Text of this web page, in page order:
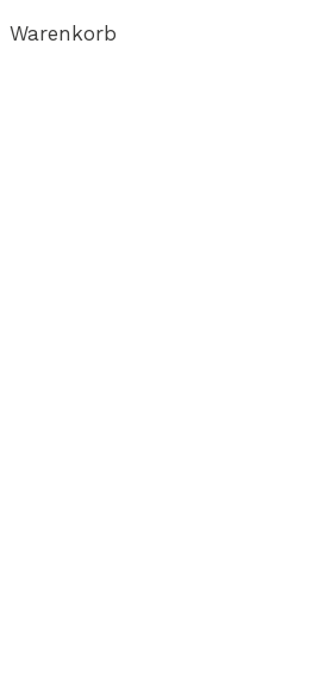
Warenkorb